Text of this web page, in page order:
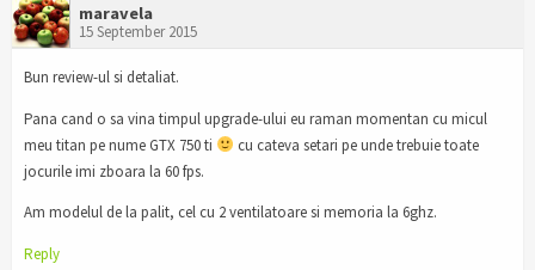
maravela
15 September 2015
Bun review-ul si detaliat.
Pana cand o sa vina timpul upgrade-ului eu raman momentan cu micul
meu titan pe nume GTX 750 ti
cu cateva setari pe unde trebuie toate
jocurile imi zboara la 60 fps.
Am modelul de la palit, cel cu 2 ventilatoare si memoria la 6ghz.
Reply